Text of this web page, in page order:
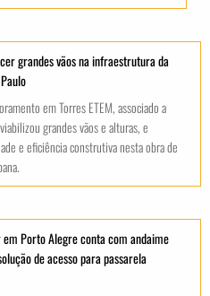
grandes vãos na infraestrutura da
em Torres ETEM, associado a
grandes vãos e alturas, e
e eficiência construtiva nesta obra de
em Porto Alegre conta com andaime
de acesso para passarela